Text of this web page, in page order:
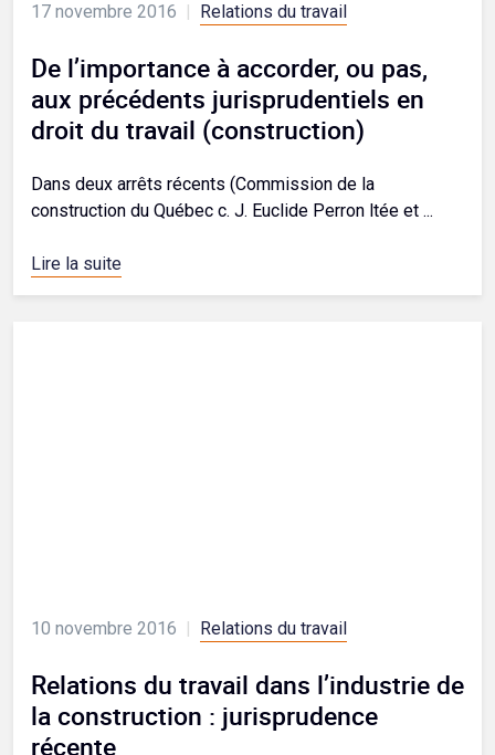
17 novembre 2016 Relations du travail
De l’importance à accorder, ou pas,
aux précédents jurisprudentiels en
droit du travail (construction)
Dans deux arrêts récents (Commission de la
construction du Québec c. J. Euclide Perron ltée et ...
Lire la suite
10 novembre 2016 Relations du travail
Relations du travail dans l’industrie de
la construction : jurisprudence
récente